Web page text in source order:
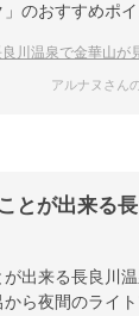
のおすすめポイ
川温泉で金華山が見える
アルナヌさん
とが出来る
出来る長良川
ら夜間のライ